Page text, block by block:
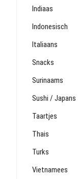
Indiaas
Indonesisch
Italiaans
Snacks
Surinaams
Sushi / Japans
Taartjes
Thais
Turks
Vietnamees